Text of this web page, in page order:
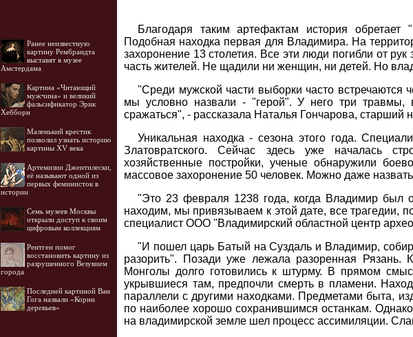
Ранее неизвестную
картину Рембрандта
выставят в музее
Амстердама
Картина «Читающий
мужчина» и великий
фальсификатор Эрик
Хебборн
Маленький крестик
позволил узнать историю
картины XV века
Артемизии Джентилески,
её называют одной из
первых феминисток в
истории
Семь музеев Москвы
открыли доступ к своим
цифровым коллекциям
Рентген помог
восстановить картину из
разрушенного Везувием
города
Последней картиной Ван
Гога назвали «Корни
деревьев»
Благодаря таким артефактам история обретает
Подобная находка первая для Владимира. На
захоронение 13 столетия. Все эти люди погибли от
часть жителей. Не щадили ни женщин, ни детей. Но
"Среди мужской части выборки часто встречаются
мы условно назвали - "герой". У него три травмы,
сражаться", - рассказала Наталья Гончарова, старший
Уникальная находка - сезона этого года.
Златовратского. Сейчас здесь уже началась
хозяйственные постройки, ученые обнаружили
массовое захоронение 50 человек. Можно даже назвать
"Это 23 февраля 1238 года, когда Владимир был
находим, мы привязываем к этой дате, все
специалист ООО "Владимирский областной центр
"И пошел царь Батый на Суздаль и Владимир,
разорить". Позади уже лежала разоренная
Монголы долго готовились к штурму. В прямом
укрывшиеся там, предпочли смерть в пламени.
параллели с другими находками. Предметами быта,
по наиболее хорошо сохранившимся останкам.
на владимирской земле шел процесс ассимиляции.